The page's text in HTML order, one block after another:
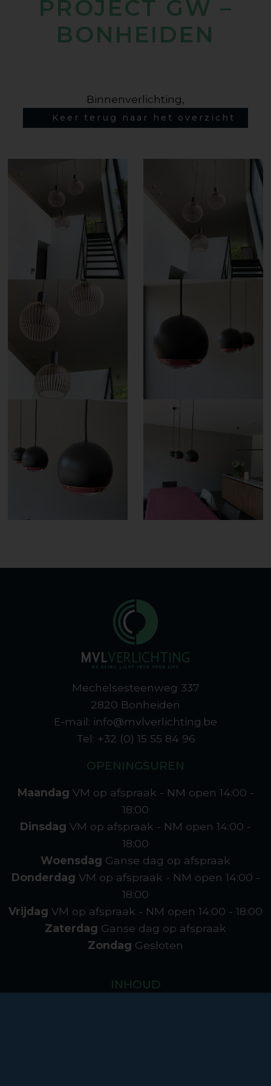
PROJECT GW –
BONHEIDEN
Binnenverlichting,
Keer terug naar het overzicht
Mechelsesteenweg 337
2820 Bonheiden
E-mail: info@mvlverlichting.be
Tel: +32 (0) 15 55 84 96
OPENINGSUREN
Maandag VM op afspraak - NM open 14:00 -
18:00
Dinsdag VM op afspraak - NM open 14:00 -
18:00
Woensdag Ganse dag op afspraak
Donderdag VM op afspraak - NM open 14:00 -
18:00
Vrijdag VM op afspraak - NM open 14:00 - 18:00
Zaterdag Ganse dag op afspraak
Zondag Gesloten
INHOUD